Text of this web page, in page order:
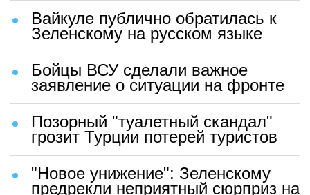
Вайкуле публично обратилась к
Зеленскому на русском языке
Бойцы ВСУ сделали важное
заявление о ситуации на фронте
Позорный "туалетный скандал"
грозит Турции потерей туристов
"Новое унижение": Зеленскому
предрекли неприятный сюрприз на